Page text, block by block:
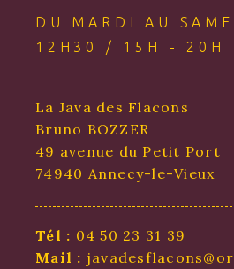
DU MARDI AU
12H30 / 15H - 20H
La Java des Flacons
Bruno BOZZER
49 avenue du Petit Port
74940 Annecy-le-Vieux
Tél : 04 50 23 31 39
Mail :